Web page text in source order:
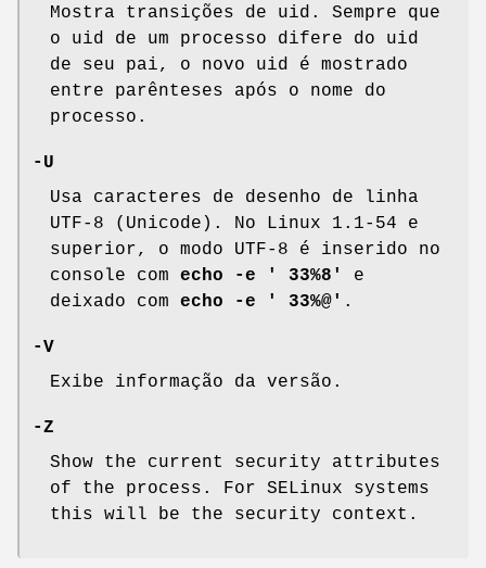
Mostra transições de uid. Sempre que
o uid de um processo difere do uid
de seu pai, o novo uid é mostrado
entre parênteses após o nome do
processo.
-U
Usa caracteres de desenho de linha
UTF-8 (Unicode). No Linux 1.1-54 e
superior, o modo UTF-8 é inserido no
console com echo -e ' 33%8'
e
deixado com echo -e ' 33%@' .
-V
Exibe informação da versão.
-Z
Show the current security attributes
of the process. For SELinux systems
this will be the security context.